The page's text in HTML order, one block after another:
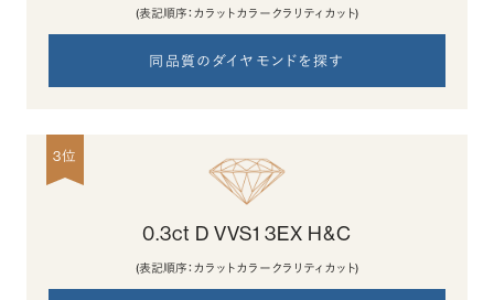
(表記順序：カラット カラー クラリティ カット)
同品質のダイヤモンドを探す
3位
0.3ct D VVS1 3EX H&C
(表記順序：カラット カラー クラリティ カット)